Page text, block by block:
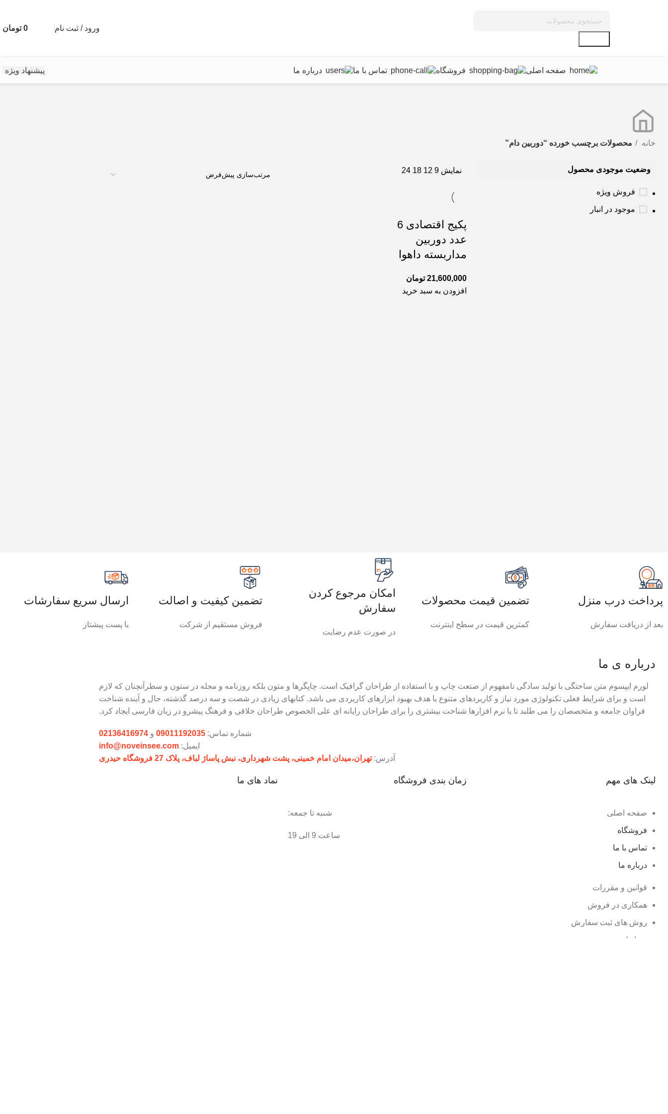
ورود / ثبت نام 0 تومان
صفحه اصلی
فروشگاه تماس با ما درباره ما پیشنهاد ویژه
خانه محصولات برچسب خورده “دوربین دام”
وضعیت موجودی محصول
فروش ویژه
موجود در انبار
نمایش 9
12
18
24
پکیج اقتصادی 6
عدد دوربین
مداربسته داهوا
21,600,000 تومان
افزودن به سبد خرید
پرداخت درب منزل
بعد از دریافت سفارش
تضمین قیمت محصولات
کمترین قیمت در سطح اینترنت
امکان مرجوع کردن
سفارش
در صورت عدم رضایت
تضمین کیفیت و اصالت
فروش مستقیم از شرکت
ارسال سریع سفارشات
با پست پیشتاز
درباره ی ما
لورم ایپسوم متن ساختگی با تولید سادگی نامفهوم از صنعت چاپ و با استفاده از طراحان گرافیک است. چاپگرها و متون بلکه روزنامه و مجله در ستون و سطرآنچنان که لازم
است و برای شرایط فعلی تکنولوژی مورد نیاز و کاربردهای متنوع با هدف بهبود ابزارهای کاربردی می باشد. کتابهای زیادی در شصت و سه درصد گذشته، حال و آینده شناخت
فراوان جامعه و متخصصان را می طلبد تا با نرم افزارها شناخت بیشتری را برای طراحان رایانه ای علی الخصوص طراحان خلاقی و فرهنگ پیشرو در زبان فارسی ایجاد کرد.
شماره تماس: 09011192035 و 02136416974
ایمیل: info@noveinsee.com
آدرس:تهران،‌میدان امام خمینی، پشت شهرداری، نبش پاساژ لباف، پلاک 27 فروشگاه حیدری
لینک های مهم
صفحه اصلی
فروشگاه
تماس با ما
درباره ما
قوانین و مقررات
همکاری در فروش
روش های ثبت سفارش
شرایط مرجوعی
زمان بندی فروشگاه
شنبه تا جمعه:
ساعت 9 الی 19
نماد های ما